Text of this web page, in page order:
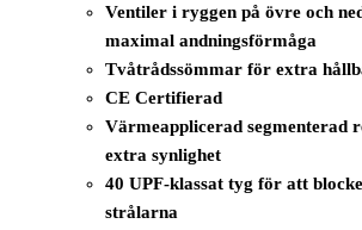
Ventiler i ryggen på övre och
maximal andningsförmåga
Tvåtrådssömmar för extra
CE Certifierad
Värmeapplicerad segmenterad
extra synlighet
40 UPF-klassat tyg för att
strålarna